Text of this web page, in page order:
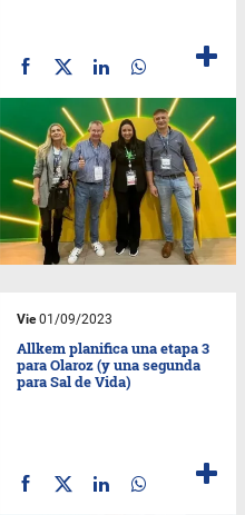
Vie01/09/2023
Allkem planifica una etapa 3
para Olaroz (y una segunda
para Sal de Vida)